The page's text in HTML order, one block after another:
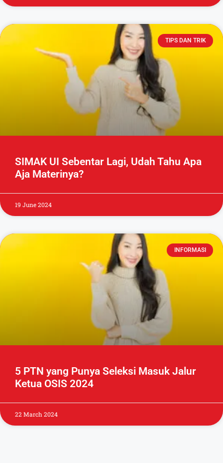
TIPS DAN TRIK
SIMAK UI Sebentar Lagi, Udah Tahu Apa
Aja Materinya?
19 June 2024
INFORMASI
5 PTN yang Punya Seleksi Masuk Jalur
Ketua OSIS 2024
22 March 2024